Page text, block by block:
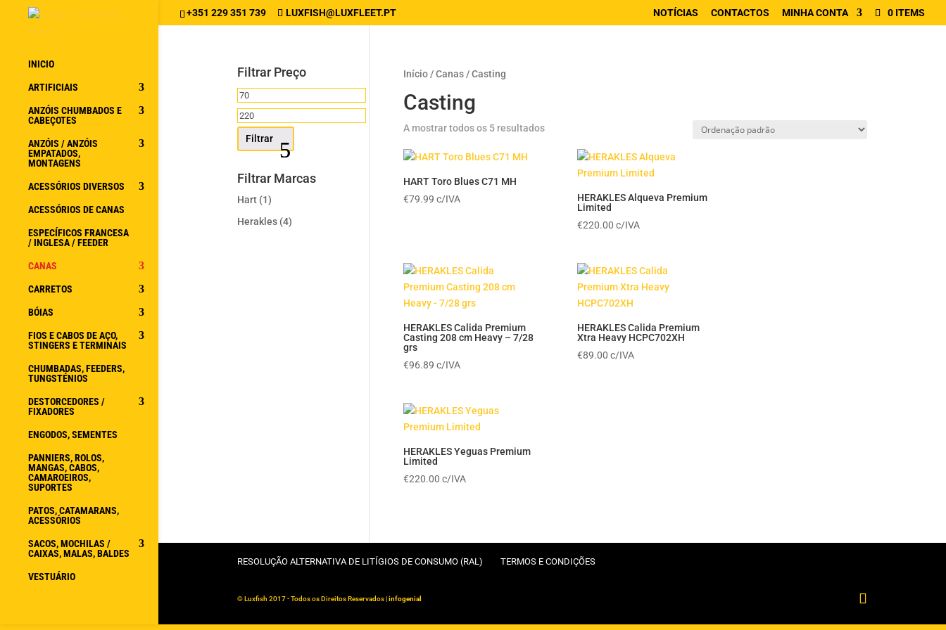
+351 229 351 739 LUXFISH@LUXFLEET.PT NOTÍCIAS CONTACTOS MINHA CONTA 0 ITEMS
INICIO
ARTIFICIAIS
ANZÓIS CHUMBADOS E
CABEÇOTES
ANZÓIS / ANZÓIS
EMPATADOS,
MONTAGENS
ACESSÓRIOS DIVERSOS
ACESSÓRIOS DE CANAS
ESPECÍFICOS FRANCESA
/ INGLESA / FEEDER
CANAS
CARRETOS
BÓIAS
FIOS E CABOS DE AÇO,
STINGERS E TERMINAIS
CHUMBADAS, FEEDERS,
TUNGSTÉNIOS
DESTORCEDORES /
FIXADORES
ENGODOS, SEMENTES
PANNIERS, ROLOS,
MANGAS, CABOS,
CAMAROEIROS,
SUPORTES
PATOS, CATAMARANS,
ACESSÓRIOS
SACOS, MOCHILAS /
CAIXAS, MALAS, BALDES
VESTUÁRIO
Início /Canas / Casting
Casting
A mostrar todos os 5 resultados
HART Toro Blues C71 MH
€79.99 c/IVA
HERAKLES Alqueva Premium
Limited
€220.00 c/IVA
HERAKLES Calida Premium
Casting 208 cm Heavy – 7/28
grs
€96.89 c/IVA
HERAKLES Calida Premium
Xtra Heavy HCPC702XH
€89.00 c/IVA
HERAKLES Yeguas Premium
Limited
€220.00 c/IVA
Filtrar Preço
Preço
mínimo
Preço
máximo
Filtrar
Filtrar Marcas
Hart (1)
Herakles (4)
RESOLUÇÃO ALTERNATIVA DE LITÍGIOS DE CONSUMO (RAL) TERMOS E CONDIÇÕES
© Luxfish 2017 - Todos os Direitos Reservados |infogenial